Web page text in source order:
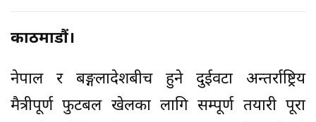
काठमाडौं।
नेपाल र बङ्गलादेशबीच हुने दुईवटा अन्तर्राष्ट्रिय
मैत्रीपूर्ण फुटबल खेलका लागि सम्पूर्ण तयारी पूरा